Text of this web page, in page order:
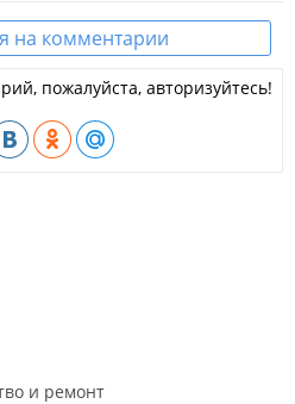
на комментарии
пожалуйста, авторизуйтесь!
и ремонт